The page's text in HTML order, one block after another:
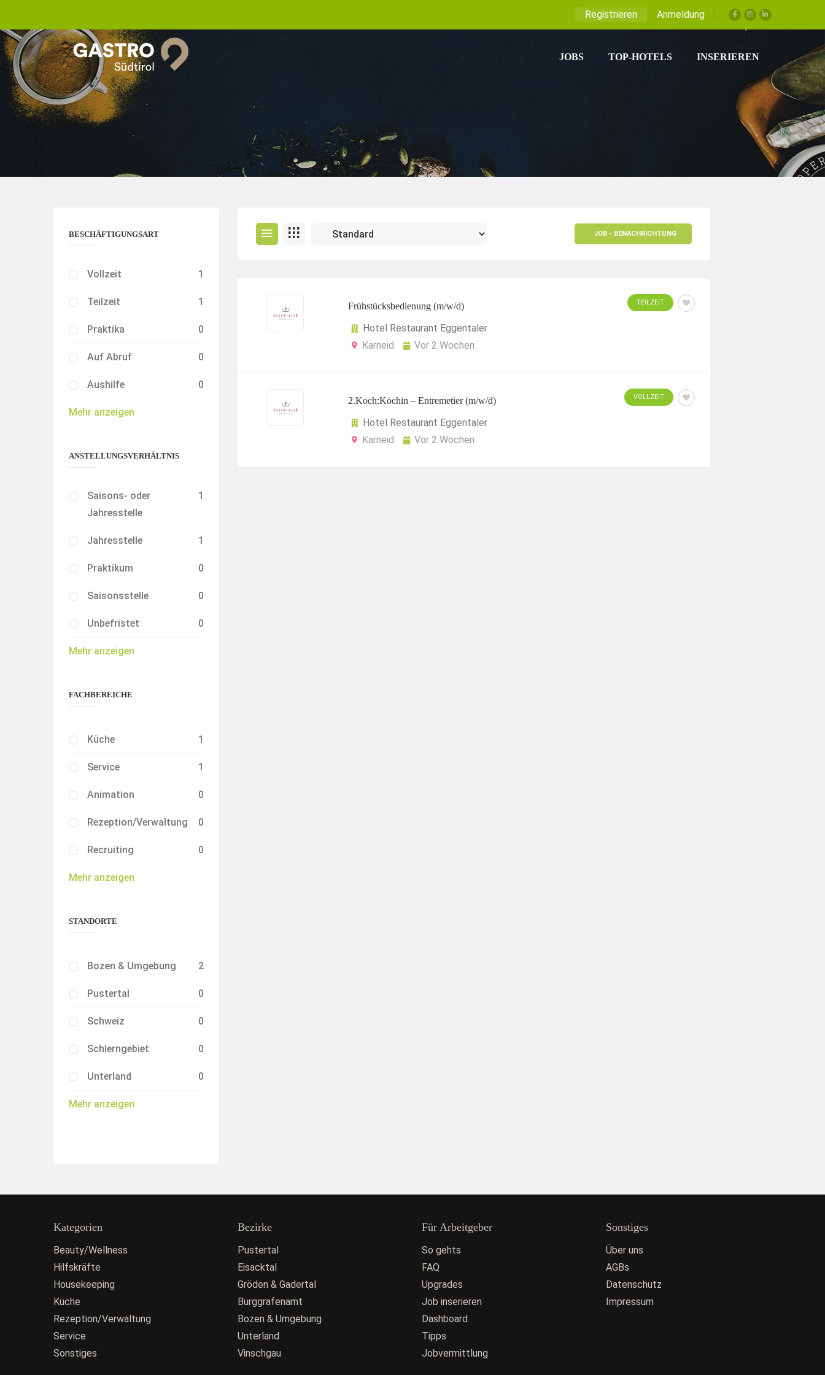
Registrieren Anmeldung
JOBS TOP-HOTELS INSERIEREN
BESCHÄFTIGUNGSART
Vollzeit 1
Teilzeit 1
Praktika 0
Auf Abruf 0
Aushilfe 0
Mehr anzeigen
ANSTELLUNGSVERHÄLTNIS
Saisons- oder
Jahresstelle
1
Jahresstelle 1
Praktikum 0
Saisonsstelle 0
Unbefristet 0
Mehr anzeigen
FACHBEREICHE
Küche 1
Service 1
Animation 0
Rezeption/Verwaltung 0
Recruiting 0
Mehr anzeigen
STANDORTE
Bozen & Umgebung 2
Pustertal 0
Schweiz 0
Schlerngebiet 0
Unterland 0
Mehr anzeigen
JOB - BENACHRICHTUNG
Frühstücksbedienung (m/w/d)
Hotel Restaurant Eggentaler
Karneid
Vor 2 Wochen
TEILZEIT
2.Koch:Köchin – Entremetier (m/w/d)
Hotel Restaurant Eggentaler
Karneid
Vor 2 Wochen
VOLLZEIT
Kategorien
Beauty/Wellness
Hilfskräfte
Housekeeping
Küche
Rezeption/Verwaltung
Service
Sonstiges
Bezirke
Pustertal
Eisacktal
Gröden & Gadertal
Burggrafenamt
Bozen & Umgebung
Unterland
Vinschgau
Für Arbeitgeber
So gehts
FAQ
Upgrades
Job inserieren
Dashboard
Tipps
Jobvermittlung
Sonstiges
Über uns
AGBs
Datenschutz
Impressum